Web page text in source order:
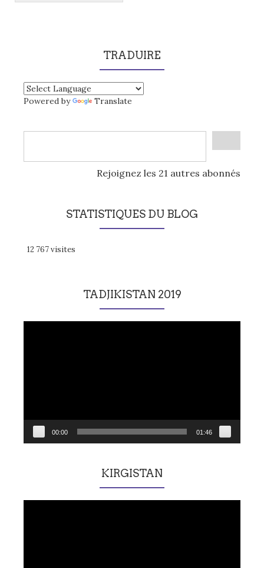
TRADUIRE
Powered by Translate
Rejoignez les 21 autres abonnés
STATISTIQUES DU BLOG
12 767 visites
TADJIKISTAN 2019
00:00 01:46
KIRGISTAN